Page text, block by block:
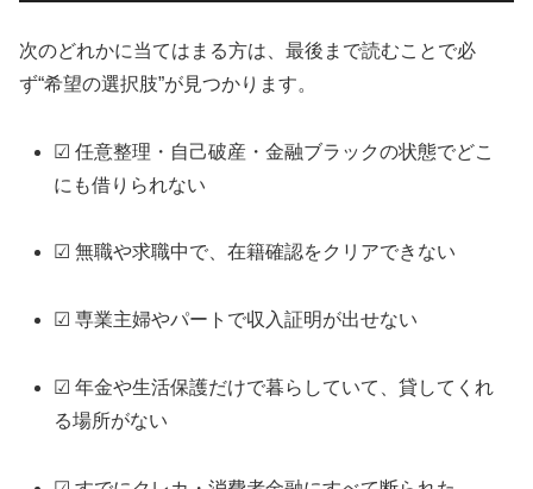
次のどれかに当てはまる方は、最後まで読むことで必
ず“希望の選択肢”が見つかります。
☑ 任意整理・自己破産・金融ブラックの状態でどこ
にも借りられない
☑ 無職や求職中で、在籍確認をクリアできない
☑ 専業主婦やパートで収入証明が出せない
☑ 年金や生活保護だけで暮らしていて、貸してくれ
る場所がない